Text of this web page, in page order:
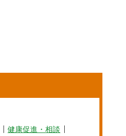
健康促進・相談